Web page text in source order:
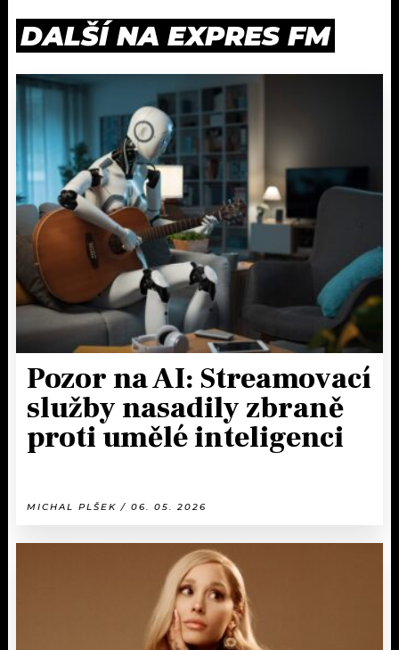
DALŠÍ NA EXPRES FM
Pozor na AI: Streamovací
služby nasadily zbraně
proti umělé inteligenci
MICHAL PLŠEK / 06. 05. 2026